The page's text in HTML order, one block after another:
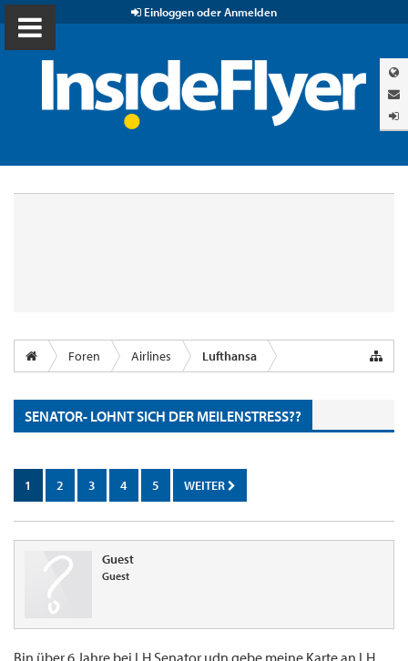
Einloggen oder Anmelden
Foren Airlines Lufthansa
SENATOR- LOHNT SICH DER MEILENSTRESS??
1 2 3 4 5 WEITER
Guest
Guest